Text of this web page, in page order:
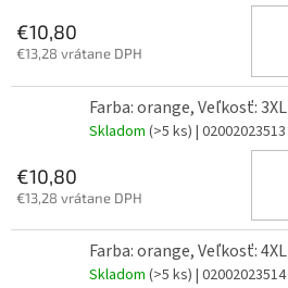
€10,80
€13,28 vrátane DPH
Farba: orange, Veľkosť: 3XL
Skladom (>5 ks) | 02002023513
€10,80
€13,28 vrátane DPH
Farba: orange, Veľkosť: 4XL
Skladom (>5 ks) | 02002023514